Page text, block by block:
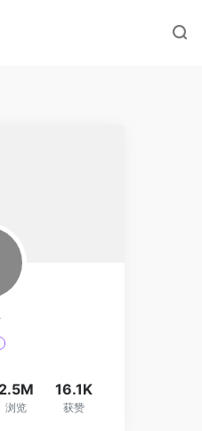
2.5M
浏览
16.1K
获赞